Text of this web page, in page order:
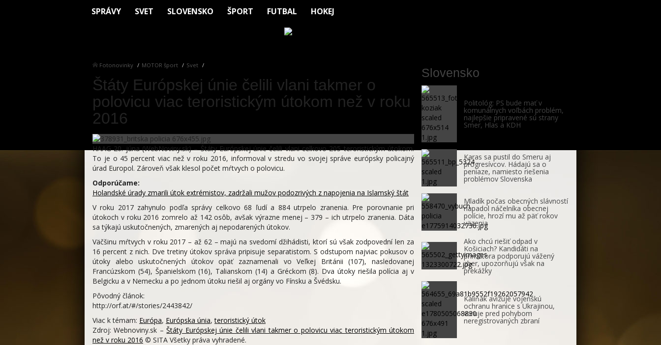
SPRÁVY SVET SLOVENSKO ŠPORT FUTBAL HOKEJ
Fotonovinky MOTOR šport Svet
Štáty Európskej únie čelili vlani takmer o
polovicu viac teroristickým útokom než v roku
2016
HAAG 20. júna (WebNoviny.sk) – Štáty Európskej únie čelili vlani celkovo 205 teroristickým útokom.
To je o 45 percent viac než v roku 2016, informoval v stredu vo svojej správe európsky policajný
úrad Europol. Zároveň však klesol počet mŕtvych o polovicu.
Odporúčame:
Holandské úrady zmarili útok extrémistov, zadržali mužov podozrivých z napojenia na Islamský štát
V roku 2017 zahynulo podľa správy celkovo 68 ľudí a 884 utrpelo zranenia. Pre porovnanie pri
útokoch v roku 2016 zomrelo až 142 osôb, avšak výrazne menej – 379 – ich utrpelo zranenia. Dáta
sa týkajú uskutočnených, zmarených aj nepodarených útokov.
Väčšinu mŕtvych v roku 2017 – až 62 – majú na svedomí džihádisti, ktorí sú však zodpovední len za
16 percent z nich. Dve tretiny útokov správa pripisuje separatistom. S odstupom najviac pokusov o
útoky alebo uskutočnených útokov opäť zaznamenali vo Veľkej Británii (107), nasledovanej
Francúzskom (54), Španielskom (16), Talianskom (14) a Gréckom (8). Dva útoky riešila polícia aj v
Belgicku a v Nemecku a po jednom útoku riešil aj orgány vo Fínsku a Švédsku.
Pôvodný článok:
http://orf.at/#/stories/2443842/
Viac k témam: Európa, Európska únia,teroristický útok
Zdroj: Webnoviny.sk –Štáty Európskej únie čelili vlani takmer o polovicu viac teroristickým útokom
než v roku 2016 © SITA Všetky práva vyhradené.
Slovensko
Politológ: PS bude mať v
komunálnych voľbách problém,
najlepšie pripravené sú strany
Smer, Hlas a KDH
Karas sa pustil do Smeru aj
progresívcov. Hádajú sa o
peniaze, namiesto riešenia
problémov Slovenska
Mladík počas obecných slávností
napadol náčelníka obecnej
polície, hrozí mu až päť rokov
väzenia
Ako chcú riešiť odpad v
Košiciach? Kandidáti na
primátora podporujú vážený
zber, upozorňujú však na
prekážky
Kaliňák avizuje vojenskú
ochranu hranice s Ukrajinou,
varuje pred pohybom
neregistrovaných zbraní